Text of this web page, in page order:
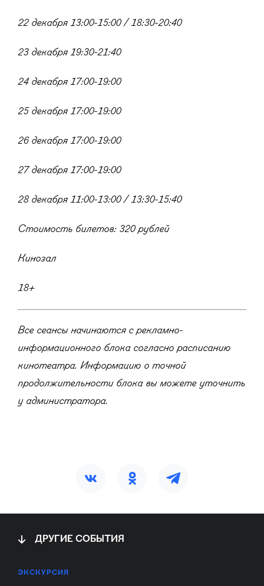
22 декабря 13:00-15:00 / 18:30-20:40
23 декабря 19:30-21:40
24 декабря 17:00-19:00
25 декабря 17:00-19:00
26 декабря 17:00-19:00
27 декабря 17:00-19:00
28 декабря 11:00-13:00 / 13:30-15:40
Стоимость билетов: 320 рублей
Кинозал
18+
Все сеансы начинаются с рекламно-
информационного блока согласно расписанию
кинотеатра. Информацию о точной
продолжительности блока вы можете уточнить
у администратора.
ДРУГИЕ СОБЫТИЯ
ЭКСКУРСИЯ